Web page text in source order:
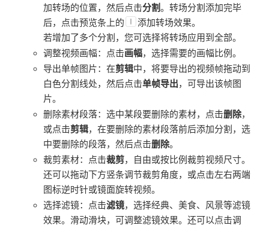
加转场的位置，然后点击分割。转场分割添加完毕
后，点击预览条上的
添加转场效果。
若增加了多个分割，您可选择将转场应用到全部。
调整视频画幅：点击画幅，选择需要的画幅比例。
导出单帧图片：在剪辑中，将要导出的视频帧拖动到
白色分割线处，然后点击单帧导出，可导出该帧图
片。
删除素材段落：选中某段要删除的素材，点击删除，
或点击剪辑，在要删除的素材段落前后添加分割，选
中要删除的段落，然后点击删除。
裁剪素材：点击裁剪，自由或按比例裁剪视频尺寸。
还可以拖动下方竖条调节裁剪角度，或点击左右两端
图标逆时针或镜面旋转视频。
选择滤镜：点击滤镜，选择经典、美食、风景等滤镜
效果。滑动滑块，可调整滤镜效果。还可以点击调